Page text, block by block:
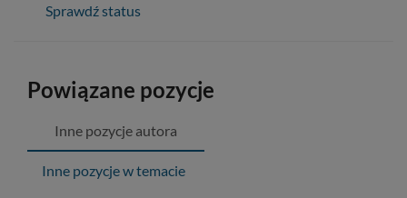
Sprawdź status
Powiązane pozycje
Inne pozycje autora
Inne pozycje w temacie